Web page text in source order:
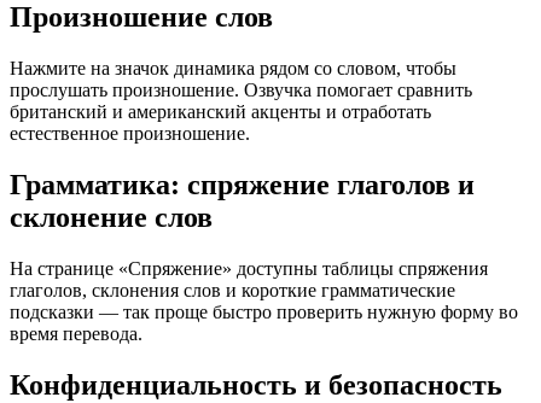
Произношение слов
Нажмите на значок динамика рядом со словом, чтобы
прослушать произношение. Озвучка помогает сравнить
британский и американский акценты и отработать
естественное произношение.
Грамматика: спряжение глаголов и
склонение слов
На странице «Спряжение» доступны таблицы спряжения
глаголов, склонения слов и короткие грамматические
подсказки — так проще быстро проверить нужную форму во
время перевода.
Конфиденциальность и безопасность